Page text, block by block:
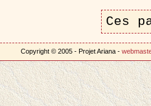
Ces
Copyright © 2005 - Projet Ariana -